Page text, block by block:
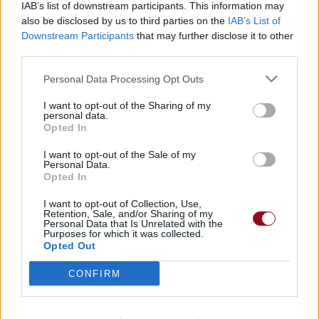
IAB’s list of downstream participants. This information may
also be disclosed by us to third parties on the IAB’s List of
Downstream Participants that may further disclose it to other
Personal Data Processing Opt Outs
I want to opt-out of the Sharing of my
personal data.
Opted In
I want to opt-out of the Sale of my
Personal Data.
Opted In
I want to opt-out of Collection, Use,
Retention, Sale, and/or Sharing of my
Personal Data that Is Unrelated with the
Purposes for which it was collected.
Opted Out
CONFIRM